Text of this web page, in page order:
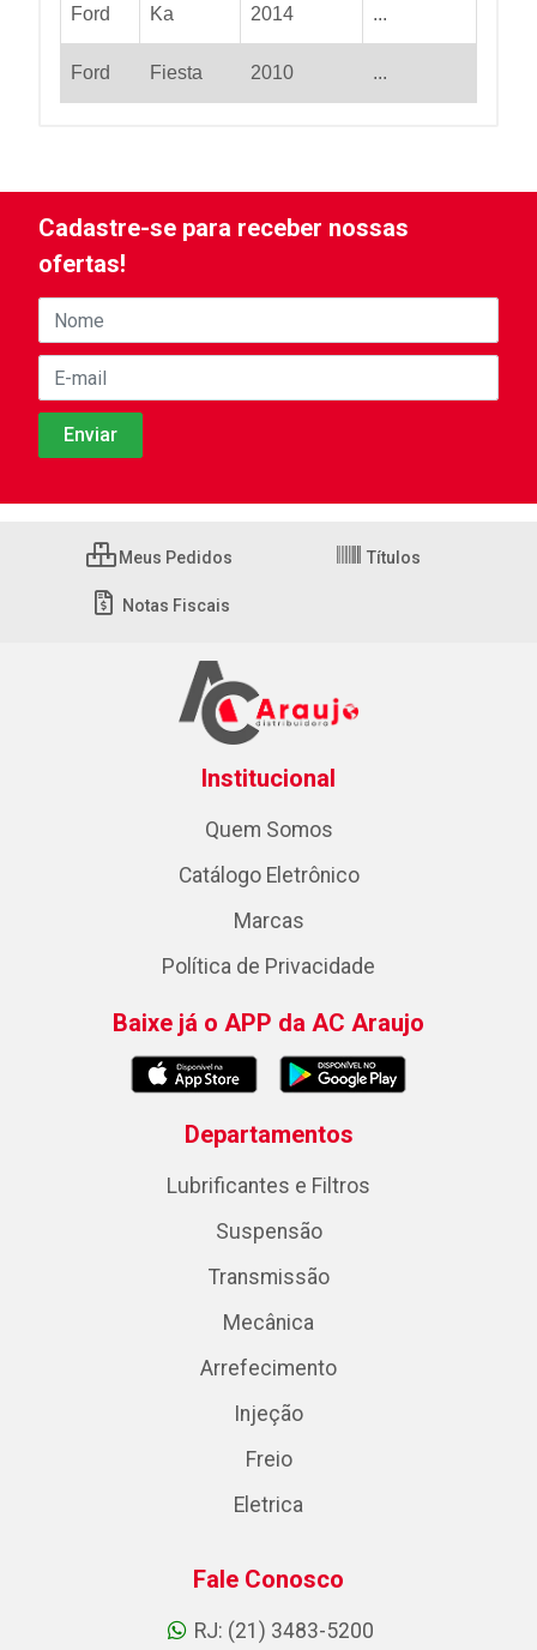
Ford Ka 2014 ...
Ford Fiesta 2010 ...
Cadastre-se para receber nossas
ofertas!
Meus Pedidos Títulos
Notas Fiscais
Institucional
Quem Somos
Catálogo Eletrônico
Marcas
Política de Privacidade
Baixe já o APP da AC Araujo
Departamentos
Lubrificantes e Filtros
Suspensão
Transmissão
Mecânica
Arrefecimento
Injeção
Freio
Eletrica
Fale Conosco
RJ: (21) 3483-5200